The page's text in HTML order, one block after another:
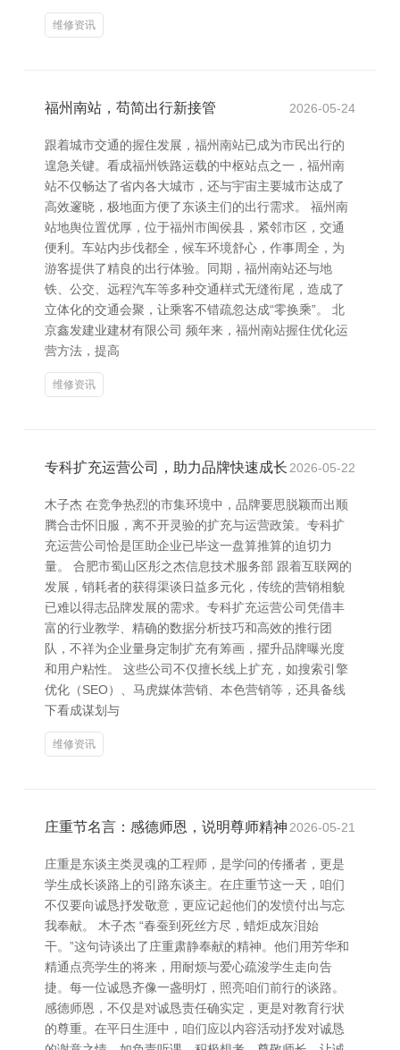
维修资讯
福州南站，苟简出行新接管 2026-05-24
跟着城市交通的握住发展，福州南站已成为市民出行的
遑急关键。看成福州铁路运载的中枢站点之一，福州南
站不仅畅达了省内各大城市，还与宇宙主要城市达成了
高效邃晓，极地面方便了东谈主们的出行需求。 福州南
站地舆位置优厚，位于福州市闽侯县，紧邻市区，交通
便利。车站内步伐都全，候车环境舒心，作事周全，为
游客提供了精良的出行体验。同期，福州南站还与地
铁、公交、远程汽车等多种交通样式无缝衔尾，造成了
立体化的交通会聚，让乘客不错疏忽达成“零换乘”。 北
京鑫发建业建材有限公司 频年来，福州南站握住优化运
营方法，提高
维修资讯
专科扩充运营公司，助力品牌快速成长 2026-05-22
木子杰 在竞争热烈的市集环境中，品牌要思脱颖而出顺
腾合击怀旧服，离不开灵验的扩充与运营政策。专科扩
充运营公司恰是匡助企业已毕这一盘算推算的迫切力
量。 合肥市蜀山区彤之杰信息技术服务部 跟着互联网的
发展，销耗者的获得渠谈日益多元化，传统的营销相貌
已难以得志品牌发展的需求。专科扩充运营公司凭借丰
富的行业教学、精确的数据分析技巧和高效的推行团
队，不祥为企业量身定制扩充有筹画，擢升品牌曝光度
和用户粘性。 这些公司不仅擅长线上扩充，如搜索引擎
优化（SEO）、马虎媒体营销、本色营销等，还具备线
下看成谋划与
维修资讯
庄重节名言：感德师恩，说明尊师精神 2026-05-21
庄重是东谈主类灵魂的工程师，是学问的传播者，更是
学生成长谈路上的引路东谈主。在庄重节这一天，咱们
不仅要向诚恳抒发敬意，更应记起他们的发愤付出与忘
我奉献。 木子杰 “春蚕到死丝方尽，蜡炬成灰泪始
干。”这句诗谈出了庄重肃静奉献的精神。他们用芳华和
精通点亮学生的将来，用耐烦与爱心疏浚学生走向告
捷。每一位诚恳齐像一盏明灯，照亮咱们前行的谈路。
感德师恩，不仅是对诚恳责任确实定，更是对教育行状
的尊重。在平日生涯中，咱们应以内容活动抒发对诚恳